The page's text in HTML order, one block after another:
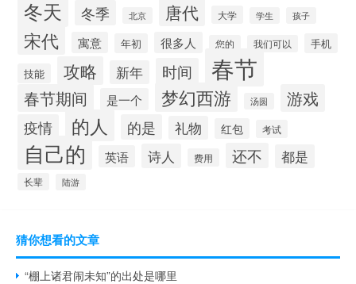
冬天 冬季 北京 唐代 大学 学生 孩子
宋代 寓意 年初 很多人 您的 我们可以
手机
技能
攻略 新年 时间 春节
春节期间 是一个 梦幻西游 汤圆 游戏
疫情 的人 的是 礼物 红包 考试
自己的 英语 诗人 费用 还不 都是
长辈 陆游
猜你想看的文章
“棚上诸君闹未知”的出处是哪里